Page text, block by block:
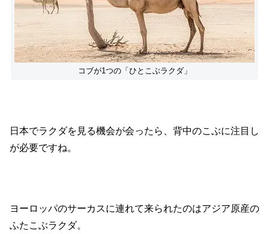
コブが1つの「ひとこぶラクダ」
日本でラクダを見る機会が会ったら、背中のこぶに注目し
が必要ですね。
ヨーロッパのサーカスに連れて来られたのはアジア原産の
ふたこぶラクダ。